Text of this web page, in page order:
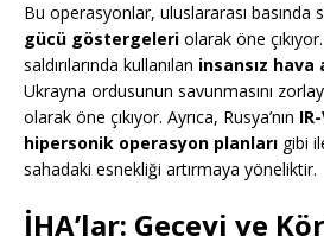
Bu operasyonlar, uluslararası basında
gücü göstergeleri olarak öne
saldırılarında kullanılan insansız hava
Ukrayna ordusunun savunmasını
olarak öne çıkıyor. Ayrıca, Rusya’nın
hipersonik operasyon planları gibi
sahadaki esnekliği artırmaya yöneliktir.
İHA’lar: Geceyi ve